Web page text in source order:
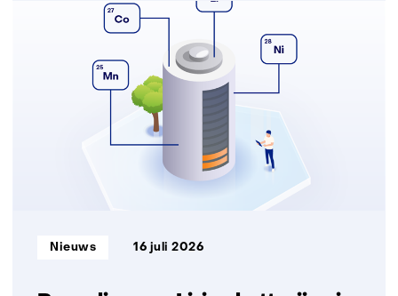
onderzoekt
transportcapaciteit
efficiëntere
logistiek
Informatietype:
Nieuws 16 juli 2026